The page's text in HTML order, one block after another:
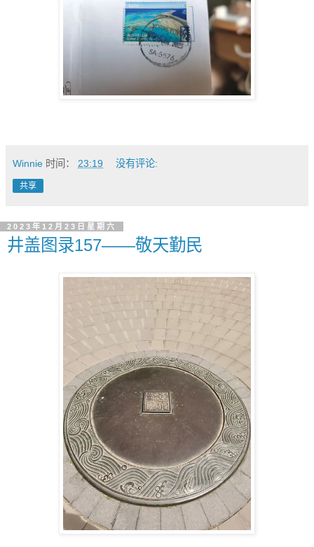
Winnie 时间： 23:19 没有评论:
共享
2023年12月23日星期六
井盖图录157——敬天勤民